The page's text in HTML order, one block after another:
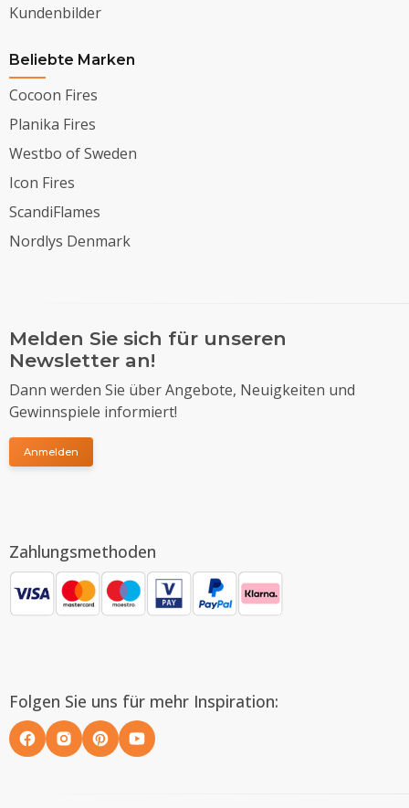
Kundenbilder
Beliebte Marken
Cocoon Fires
Planika Fires
Westbo of Sweden
Icon Fires
ScandiFlames
Nordlys Denmark
Melden Sie sich für unseren
Newsletter an!
Dann werden Sie über Angebote, Neuigkeiten und
Gewinnspiele informiert!
Anmelden
Zahlungsmethoden
Folgen Sie uns für mehr Inspiration: